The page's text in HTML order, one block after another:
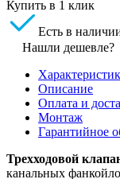
Купить в 1 клик
Есть в
Нашли дешевле?
Описание
Оплата и
Монтаж
Гарантийное
Трехходовой
канальных